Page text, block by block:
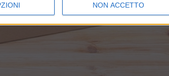
NON ACCETTO